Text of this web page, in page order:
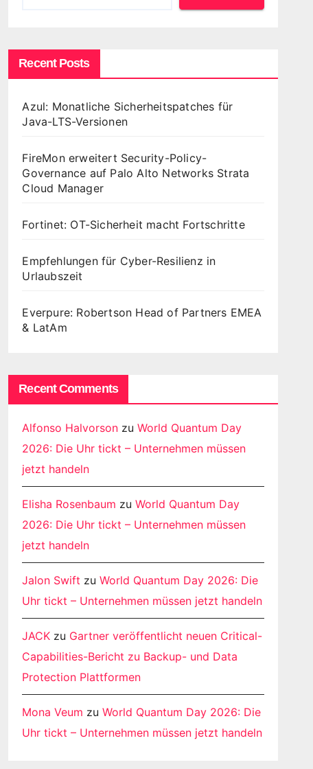
Recent Posts
Azul: Monatliche Sicherheitspatches für
Java-LTS-Versionen
FireMon erweitert Security-Policy-
Governance auf Palo Alto Networks Strata
Cloud Manager
Fortinet: OT-Sicherheit macht Fortschritte
Empfehlungen für Cyber-Resilienz in
Urlaubszeit
Everpure: Robertson Head of Partners EMEA
& LatAm
Recent Comments
Alfonso Halvorson zuWorld Quantum Day
2026: Die Uhr tickt – Unternehmen müssen
jetzt handeln
Elisha Rosenbaum zuWorld Quantum Day
2026: Die Uhr tickt – Unternehmen müssen
jetzt handeln
Jalon Swift zuWorld Quantum Day 2026: Die
Uhr tickt – Unternehmen müssen jetzt handeln
JACK zu Gartner veröffentlicht neuen Critical-
Capabilities-Bericht zu Backup- und Data
Protection Plattformen
Mona Veum zuWorld Quantum Day 2026: Die
Uhr tickt – Unternehmen müssen jetzt handeln